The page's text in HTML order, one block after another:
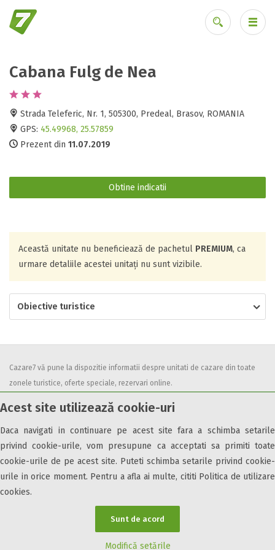
Acest site utilizează cookie-uri
Daca navigati in continuare pe acest site fara a schimba setarile
privind cookie-urile, vom presupune ca acceptati sa primiti toate
cookie-urile de pe acest site. Puteti schimba setarile privind cookie-
urile in orice moment. Pentru a afla ai multe, cititi Politica de utilizare
cookies.
Sunt de acord
Modifică setările
Cabana Fulg de Nea
Strada Teleferic, Nr. 1, 505300, Predeal, Brasov, ROMANIA
GPS: 45.49968, 25.57859
Prezent din 11.07.2019
Obtine indicatii
Această unitate nu beneficiează de pachetul PREMIUM, ca
urmare detaliile acestei unitați nu sunt vizibile.
Obiective turistice
Cazare7 vă pune la dispozitie informatii despre unitati de cazare din toate
zonele turistice, oferte speciale, rezervari online.
condițiile de utilizare.
Informații utile Parteneri Cazare7